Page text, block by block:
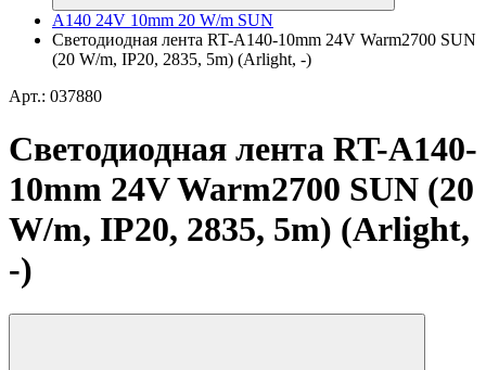
A140 24V 10mm 20 W/m SUN
Светодиодная лента RT-A140-10mm 24V Warm2700 SUN
(20 W/m, IP20, 2835, 5m) (Arlight, -)
Арт.: 037880
Светодиодная лента RT-A140-
10mm 24V Warm2700 SUN (20
W/m, IP20, 2835, 5m) (Arlight,
-)